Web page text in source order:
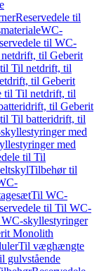
Reservedele til
WC-
til WC-
til Geberit
Til netdrift, til
til Geberit
til Til netdrift, til
til Geberit
Til batteridrift, til
med
med
til Til
Tilbehør til
Til WC-
til Til WC-
skyllestyringer
Monolith
Til væghængte
gulvstående